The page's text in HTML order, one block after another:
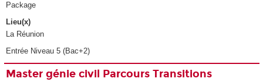
Package
Lieu(x)
La Réunion
Entrée Niveau 5 (Bac+2)
Master génie civil Parcours Transitions